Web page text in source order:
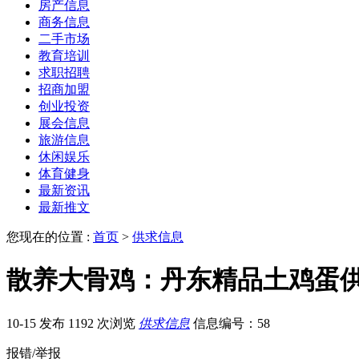
房产信息
商务信息
二手市场
教育培训
求职招聘
招商加盟
创业投资
展会信息
旅游信息
休闲娱乐
体育健身
最新资讯
最新推文
您现在的位置 : 首页 > 供求信息
散养大骨鸡：丹东精品土鸡蛋
10-15 发布 1192 次浏览 供求信息 信息编号：58
报错/举报